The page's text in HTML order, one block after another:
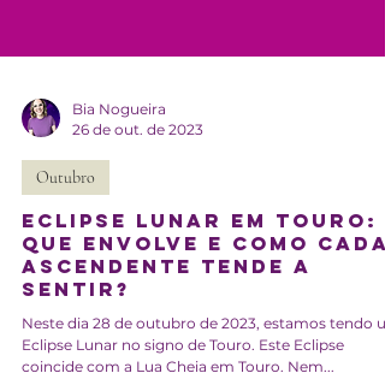
Bia Nogueira
Outubro
Eclipse Lunar em Touro:
que envolve e como cada
Ascendente tende a
sentir?